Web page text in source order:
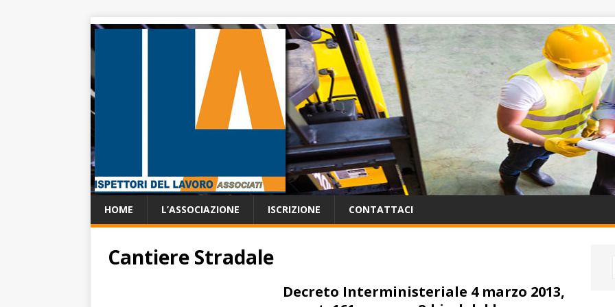
HOME L’ASSOCIAZIONE ISCRIZIONE CONTATTACI
Cantiere Stradale
Decreto Interministeriale 4 marzo 2013,